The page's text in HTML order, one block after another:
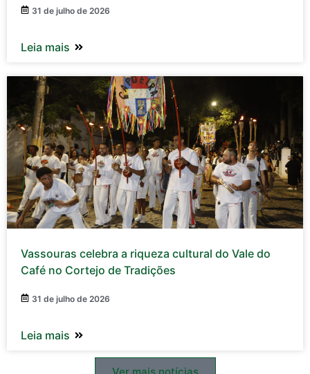
31 de julho de 2026
Leia mais
Vassouras celebra a riqueza cultural do Vale do
Café no Cortejo de Tradições
31 de julho de 2026
Leia mais
Ver mais notícias